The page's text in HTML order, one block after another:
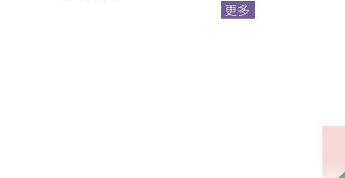
更多